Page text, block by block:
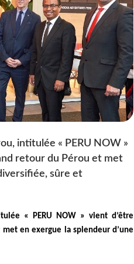
intitulée « PERU NOW »
retour du Pérou et met
sûre et
« PERU NOW » vient d’être
en exergue la splendeur d’une